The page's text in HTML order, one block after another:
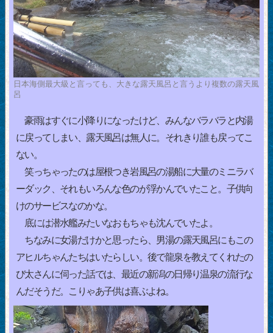
日本海側最大級と言っても、大きな露天風呂と言うより複数の露天風
呂
豪雨はすぐに小降りになったけど、みんなバラバラと内湯
に戻ってしまい、露天風呂は無人に。それきり誰も戻ってこ
ない。
笑っちゃったのは屋根つき岩風呂の湯船に大量のミニラバ
ーダック、それもいろんな色のが浮かんでいたこと。子供向
けのサービスなのかな。
底には潜水艦みたいなおもちゃも沈んでいたよ。
ちなみに女湯だけかと思ったら、男湯の露天風呂にもこの
アヒルちゃんたちはいたらしい。後で龍泉を教えてくれたの
び太さんに伺った話では、最近の新潟の日帰り温泉の流行な
んだそうだ。こりゃあ子供は喜ぶよね。